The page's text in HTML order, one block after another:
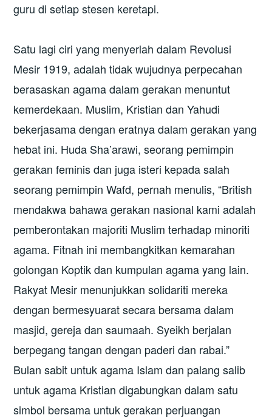
guru di setiap stesen keretapi.
Satu lagi ciri yang menyerlah dalam Revolusi
Mesir 1919, adalah tidak wujudnya perpecahan
berasaskan agama dalam gerakan menuntut
kemerdekaan. Muslim, Kristian dan Yahudi
bekerjasama dengan eratnya dalam gerakan yang
hebat ini. Huda Sha’arawi, seorang pemimpin
gerakan feminis dan juga isteri kepada salah
seorang pemimpin Wafd, pernah menulis, “British
mendakwa bahawa gerakan nasional kami adalah
pemberontakan majoriti Muslim terhadap minoriti
agama. Fitnah ini membangkitkan kemarahan
golongan Koptik dan kumpulan agama yang lain.
Rakyat Mesir menunjukkan solidariti mereka
dengan bermesyuarat secara bersama dalam
masjid, gereja dan saumaah. Syeikh berjalan
berpegang tangan dengan paderi dan rabai.”
Bulan sabit untuk agama Islam dan palang salib
untuk agama Kristian digabungkan dalam satu
simbol bersama untuk gerakan perjuangan